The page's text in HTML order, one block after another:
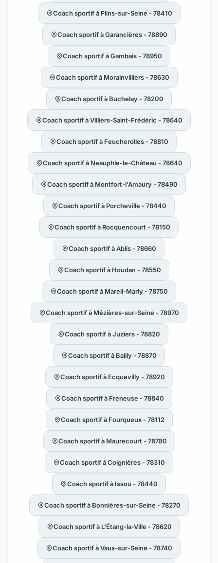
Coach sportif à Flins-sur-Seine - 78410
Coach sportif à Garancières - 78890
Coach sportif à Gambais - 78950
Coach sportif à Morainvilliers - 78630
Coach sportif à Buchelay - 78200
Coach sportif à Villiers-Saint-Frédéric - 78640
Coach sportif à Feucherolles - 78810
Coach sportif à Neauphle-le-Château - 78640
Coach sportif à Montfort-l'Amaury - 78490
Coach sportif à Porcheville - 78440
Coach sportif à Rocquencourt - 78150
Coach sportif à Ablis - 78660
Coach sportif à Houdan - 78550
Coach sportif à Mareil-Marly - 78750
Coach sportif à Mézières-sur-Seine - 78970
Coach sportif à Juziers - 78820
Coach sportif à Bailly - 78870
Coach sportif à Ecquevilly - 78920
Coach sportif à Freneuse - 78840
Coach sportif à Fourqueux - 78112
Coach sportif à Maurecourt - 78780
Coach sportif à Coignières - 78310
Coach sportif à Issou - 78440
Coach sportif à Bonnières-sur-Seine - 78270
Coach sportif à L'Étang-la-Ville - 78620
Coach sportif à Vaux-sur-Seine - 78740